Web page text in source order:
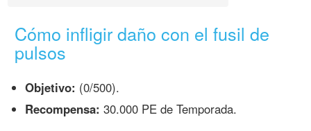
Cómo infligir daño con el fusil de
pulsos
Objetivo: (0/500).
Recompensa: 30.000 PE de Temporada.